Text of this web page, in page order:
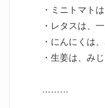
・ミニトマト
・レタスは、
・にんにくは
・生姜は、み
………